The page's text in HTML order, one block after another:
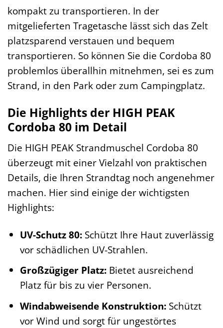
kompakt zu transportieren. In der
mitgelieferten Tragetasche lässt sich das Zelt
platzsparend verstauen und bequem
transportieren. So können Sie die Cordoba 80
problemlos überallhin mitnehmen, sei es zum
Strand, in den Park oder zum Campingplatz.
Die Highlights der HIGH PEAK
Cordoba 80 im Detail
Die HIGH PEAK Strandmuschel Cordoba 80
überzeugt mit einer Vielzahl von praktischen
Details, die Ihren Strandtag noch angenehmer
machen. Hier sind einige der wichtigsten
Highlights:
UV-Schutz 80:Schützt Ihre Haut zuverlässig
vor schädlichen UV-Strahlen.
Großzügiger Platz:Bietet ausreichend
Platz für bis zu vier Personen.
Windabweisende Konstruktion:Schützt
vor Wind und sorgt für ungestörtes